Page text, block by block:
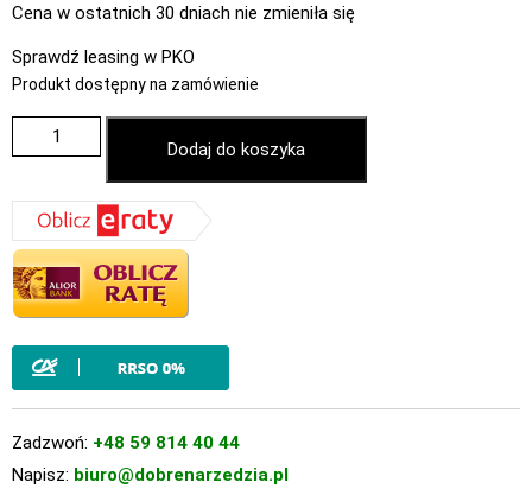
Cena w ostatnich 30 dniach nie zmieniła się
Sprawdź leasing w PKO
Produkt dostępny na zamówienie
Dodaj do koszyka
Zadzwoń: +48 59 814 40 44
Napisz: biuro@dobrenarzedzia.pl